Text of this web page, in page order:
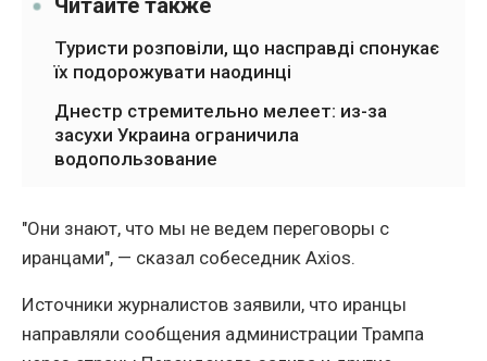
Читайте также
Туристи розповіли, що насправді спонукає
їх подорожувати наодинці
Днестр стремительно мелеет: из-за
засухи Украина ограничила
водопользование
"Они знают, что мы не ведем переговоры с
иранцами", — сказал собеседник Axios.
Источники журналистов заявили, что иранцы
направляли сообщения администрации Трампа